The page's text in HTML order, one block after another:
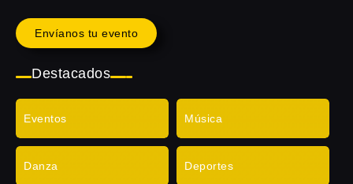
Envíanos tu evento
Destacados
Eventos Música
Danza Deportes